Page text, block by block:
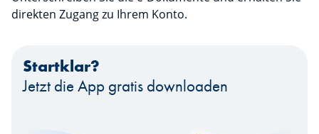
direkten Zugang zu Ihrem Konto.
Startklar?
Jetzt die App gratis downloaden